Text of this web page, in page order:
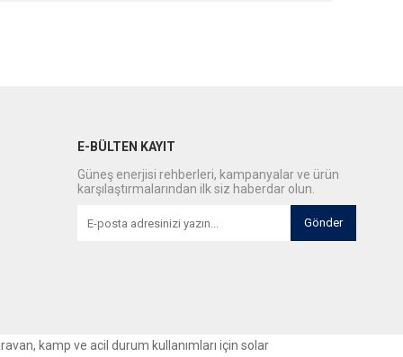
E-BÜLTEN KAYIT
Güneş enerjisi rehberleri, kampanyalar ve ürün
karşılaştırmalarından ilk siz haberdar olun.
Gönder
kamp ve acil durum kullanımları için solar